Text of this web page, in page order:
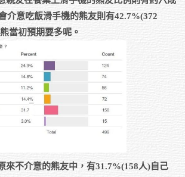
介意吃飯滑手機的熊友則有42.7%(372
當初預期要多呢。
來不介意的熊友中，有31.7%(158人)自己